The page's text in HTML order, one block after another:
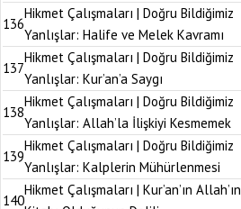
136
Hikmet Çalışmaları | Doğru Bildiğimiz
Yanlışlar: Halife ve Melek Kavramı
137
Hikmet Çalışmaları | Doğru Bildiğimiz
Yanlışlar: Kur’an’a Saygı
138
Hikmet Çalışmaları | Doğru Bildiğimiz
Yanlışlar: Allah’la İlişkiyi Kesmemek
139
Hikmet Çalışmaları | Doğru Bildiğimiz
Yanlışlar: Kalplerin Mühürlenmesi
140
Hikmet Çalışmaları | Kur’an’ın Allah’ın